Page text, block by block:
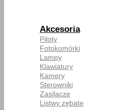
Akcesoria
Piloty
Fotokomórki
Lampy
Klawiatury
Kamery
Sterowniki
Zasilacze
Listwy zębate